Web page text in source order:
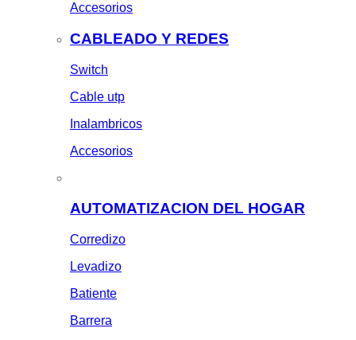
Accesorios
CABLEADO Y REDES
Switch
Cable utp
Inalambricos
Accesorios
AUTOMATIZACION DEL HOGAR
Corredizo
Levadizo
Batiente
Barrera